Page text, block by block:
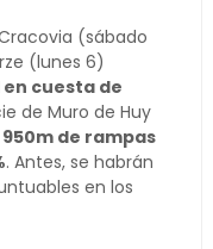
(sábado
(lunes 6)
cuesta de
de Muro de Huy
950m de rampas
. Antes, se habrán
en los